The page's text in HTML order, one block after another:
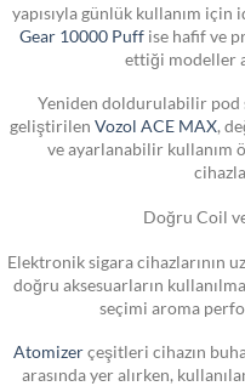
yapısıyla günlük kullanım için
Gear 10000 Puff ise hafif ve
ettiği modeller
Yeniden doldurulabilir pod
geliştirilen Vozol ACE MAX,
ve ayarlanabilir kullanım
Doğru Coil
Elektronik sigara cihazlarının
doğru aksesuarların
seçimi aroma
Atomizerçeşitleri cihazın
arasında yer alırken,